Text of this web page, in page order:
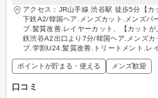
アクセス：JR山手線 渋谷駅 徒歩5分【
下鉄A2/韓国ヘア.メンズカット.メンズパ
ブ.髪質改善.レイヤーカット、【カット
鉄渋谷A2出口より7分/韓国ヘア.メンズ
ブ.学割U24.髪質改善.トリートメント.レ
ポイントが貯まる・使える メンズ歓迎
口コミ